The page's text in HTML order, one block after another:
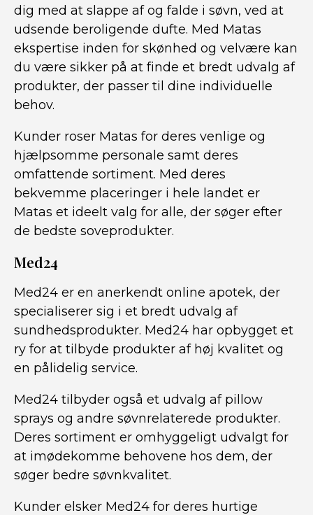
dig med at slappe af og falde i søvn, ved at
udsende beroligende dufte. Med Matas
ekspertise inden for skønhed og velvære kan
du være sikker på at finde et bredt udvalg af
produkter, der passer til dine individuelle
behov.
Kunder roser Matas for deres venlige og
hjælpsomme personale samt deres
omfattende sortiment. Med deres
bekvemme placeringer i hele landet er
Matas et ideelt valg for alle, der søger efter
de bedste soveprodukter.
Med24
Med24 er en anerkendt online apotek, der
specialiserer sig i et bredt udvalg af
sundhedsprodukter. Med24 har opbygget et
ry for at tilbyde produkter af høj kvalitet og
en pålidelig service.
Med24 tilbyder også et udvalg af pillow
sprays og andre søvnrelaterede produkter.
Deres sortiment er omhyggeligt udvalgt for
at imødekomme behovene hos dem, der
søger bedre søvnkvalitet.
Kunder elsker Med24 for deres hurtige